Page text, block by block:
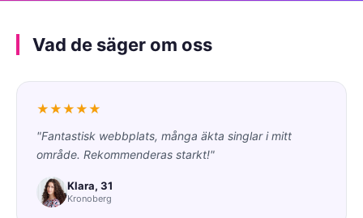
Vad de säger om oss
★★★★★
"Fantastisk webbplats, många äkta singlar i mitt
område. Rekommenderas starkt!"
Klara, 31
Kronoberg